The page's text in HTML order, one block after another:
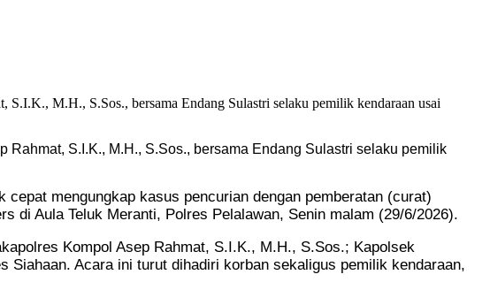
S.I.K., M.H., S.Sos., bersama Endang Sulastri selaku pemilik
mengungkap kasus pencurian dengan pemberatan (curat)
di Aula Teluk Meranti, Polres Pelalawan, Senin malam (29/6/2026).
Kompol Asep Rahmat, S.I.K., M.H., S.Sos.; Kapolsek
Acara ini turut dihadiri korban sekaligus pemilik kendaraan,